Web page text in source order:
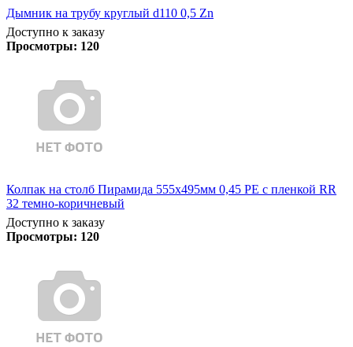
Дымник на трубу круглый d110 0,5 Zn
Доступно к заказу
Просмотры: 120
Колпак на столб Пирамида 555х495мм 0,45 PE с пленкой RR
32 темно-коричневый
Доступно к заказу
Просмотры: 120